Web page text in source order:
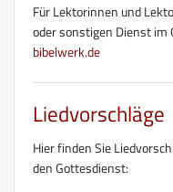
Für Lektorinnen und
oder sonstigen Dienst
bibelwerk.de
Liedvorschläge
Hier finden Sie
den Gottesdienst: